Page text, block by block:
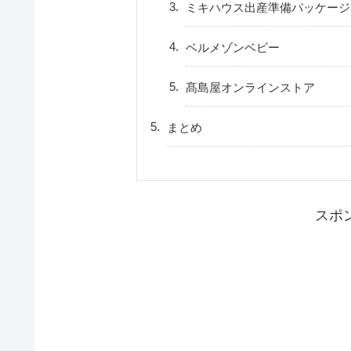
ミキハウス出産準備パッケージ
ベルメゾンベビー
髙島屋オンラインストア
まとめ
スポ